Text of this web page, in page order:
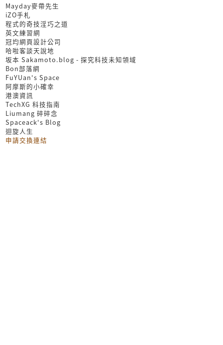
Mayday麥帶先生
iZO手札
程式的奇技淫巧之道
英文練習網
冠均網頁設計公司
哈啦客談天說地
坂本 Sakamoto.blog - 探究科技未知領域
Bon部落網
FuYUan's Space
阿摩斯的小確幸
港澳資訊
TechXG 科技指南
Liumang 碎碎念
Spaceack's Blog
迴旋人生
申請交換連結